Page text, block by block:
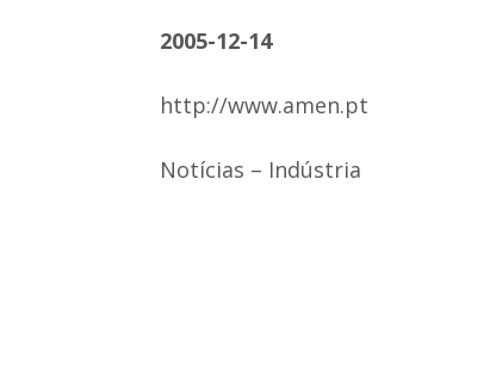
2005-12-14
http://www.amen.pt
Notícias – Indústria